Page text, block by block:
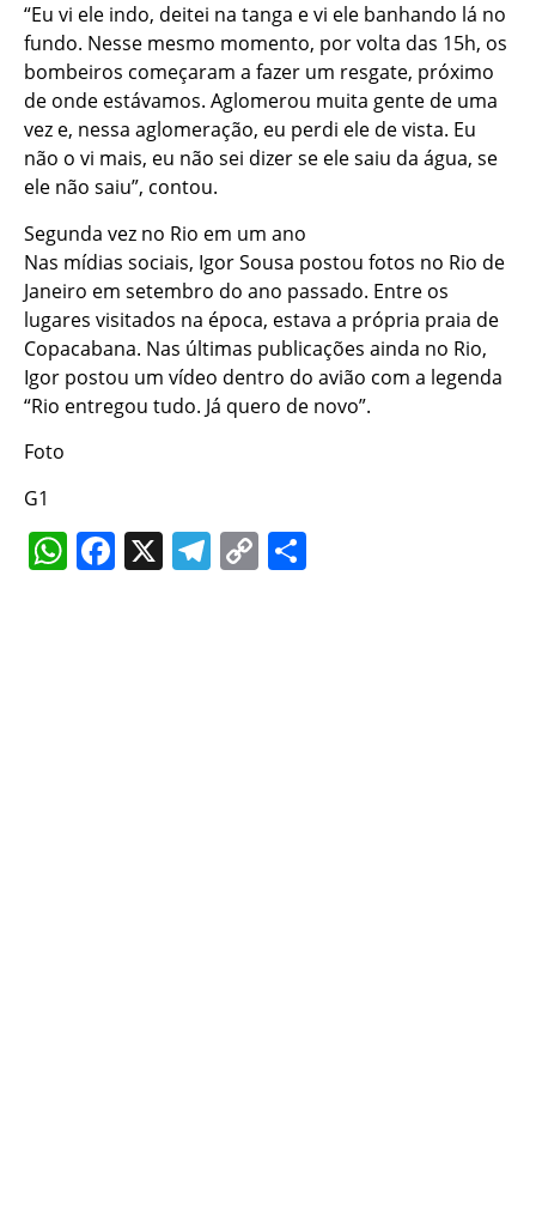
“Eu vi ele indo, deitei na tanga e vi ele banhando lá no
fundo. Nesse mesmo momento, por volta das 15h, os
bombeiros começaram a fazer um resgate, próximo
de onde estávamos. Aglomerou muita gente de uma
vez e, nessa aglomeração, eu perdi ele de vista. Eu
não o vi mais, eu não sei dizer se ele saiu da água, se
ele não saiu”, contou.
Segunda vez no Rio em um ano
Nas mídias sociais, Igor Sousa postou fotos no Rio de
Janeiro em setembro do ano passado. Entre os
lugares visitados na época, estava a própria praia de
Copacabana. Nas últimas publicações ainda no Rio,
Igor postou um vídeo dentro do avião com a legenda
“Rio entregou tudo. Já quero de novo”.
Foto
G1
WhatsApp
Facebook
X Telegram
Copy
Link